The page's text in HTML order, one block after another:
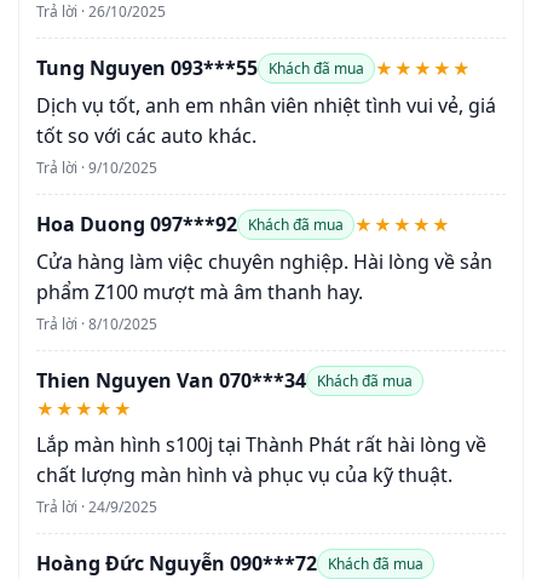
Trả lời · 26/10/2025
Tung Nguyen 093***55 Khách đã mua ★★★★★
Dịch vụ tốt, anh em nhân viên nhiệt tình vui vẻ, giá
tốt so với các auto khác.
Trả lời · 9/10/2025
Hoa Duong 097***92 Khách đã mua ★★★★★
Cửa hàng làm việc chuyên nghiệp. Hài lòng về sản
phẩm Z100 mượt mà âm thanh hay.
Trả lời · 8/10/2025
Thien Nguyen Van 070***34 Khách đã mua
★★★★★
Lắp màn hình s100j tại Thành Phát rất hài lòng về
chất lượng màn hình và phục vụ của kỹ thuật.
Trả lời · 24/9/2025
Hoàng Đức Nguyễn 090***72 Khách đã mua